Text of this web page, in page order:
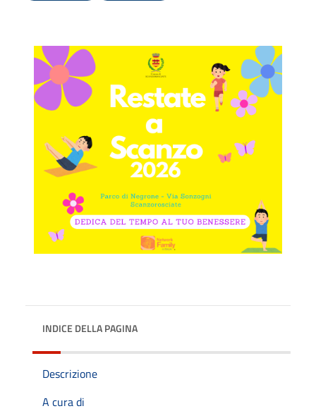
INDICE DELLA PAGINA
Descrizione
A cura di